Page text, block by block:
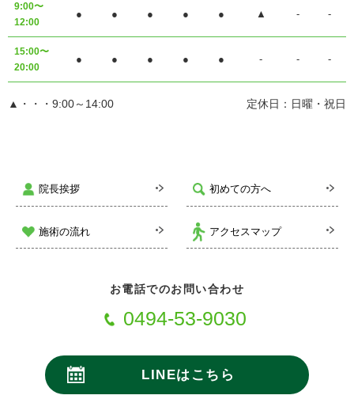
院長挨拶 初めての方へ
施術の流れ アクセスマップ
9:00〜
12:00
● ● ● ● ● ▲ - -
15:00〜
20:00
● ● ● ● ● - - -
▲・・・9:00～14:00 定休日：日曜・祝日
お電話でのお問い合わせ
0494-53-9030
LINEはこちら